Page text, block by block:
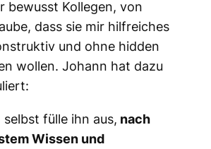
bewusst Kollegen, von
dass sie mir hilfreiches
und ohne hidden
wollen. Johann hat dazu
selbst fülle ihn aus, nach
Wissen und